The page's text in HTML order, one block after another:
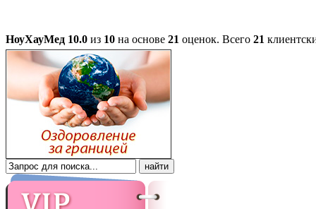
НоуХауМед 10.0 из 10 на основе 21 оценок. Всего 21